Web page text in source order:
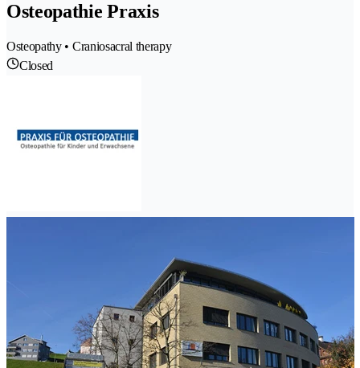
Osteopathie Praxis
Osteopathy • Craniosacral therapy
Closed